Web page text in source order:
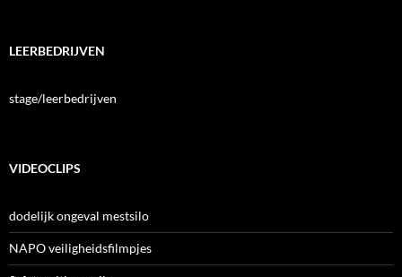
LEERBEDRIJVEN
stage/leerbedrijven
VIDEOCLIPS
dodelijk ongeval mestsilo
NAPO veiligheidsfilmpjes